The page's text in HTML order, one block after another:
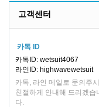
고객센터
카톡 ID
카톡ID: wetsuit4067
라인ID: highwavewetsuit
카톡, 라인 메일로 문의주
친절하게 안내해 드리겠습
다.